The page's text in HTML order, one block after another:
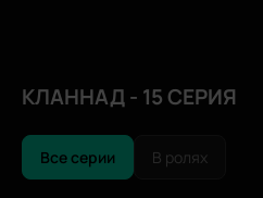
КЛАННАД - 15 СЕРИЯ
Все серии В ролях